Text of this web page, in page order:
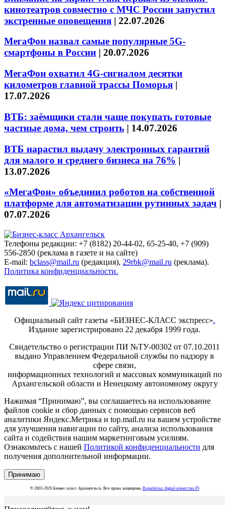
кинотеатров совместно с МЧС России запустил
экстренные оповещения | 22.07.2026
МегаФон назвал самые популярные 5G-
смартфоны в России | 20.07.2026
МегаФон охватил 4G-сигналом десятки
километров главной трассы Поморья |
17.07.2026
ВТБ: заёмщики стали чаще покупать готовые
частные дома, чем строить | 14.07.2026
ВТБ нарастил выдачу электронных гарантий
для малого и среднего бизнеса на 76% |
13.07.2026
«МегаФон» объединил роботов на собственной
платформе для автоматизации рутинных задач |
07.07.2026
Телефоны редакции: +7 (8182) 20-44-02, 65-25-40, +7 (909)
556-2850 (реклама в газете и на сайте)
E-mail: bclass@mail.ru (редакция), 29rbk@mail.ru (реклама).
Политика конфиденциальности.
Официальный сайт газеты «БИЗНЕС-КЛАСС экспресс».
Издание зарегистрировано 22 декабря 1999 года.
Свидетельство о регистрации ПИ №ТУ-00302 от 07.10.2011
выдано Управлением Федеральной службы по надзору в
сфере связи,
информационных технологий и массовых коммуникаций по
Архангельской области и Ненецкому автономному округу
Нажимая “Принимаю”, вы соглашаетесь на использование
файлов cookie и сбор данных с помощью сервисов веб
аналитики Яндекс.Метрика и top.mail.ru на вашем устройстве
для улучшения навигации по сайту, анализа использования
сайта и содействия нашим маркетинговым усилиям.
Ознакомьтесь с нашей Политикой конфиденциальности для
получения дополнительной информации.
Принимаю
© 2003-2026 Бизнес-класс Архангельск. Все права защищены. Разработка: digital-агентство F5